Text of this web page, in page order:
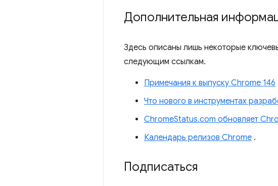
Дополнительная
Здесь описаны лишь некоторые
следующим ссылкам.
Примечания к выпуску Chrome 146
Что нового в инструментах
ChromeStatus.com обновляет
Календарь релизов Chrome .
Подписаться